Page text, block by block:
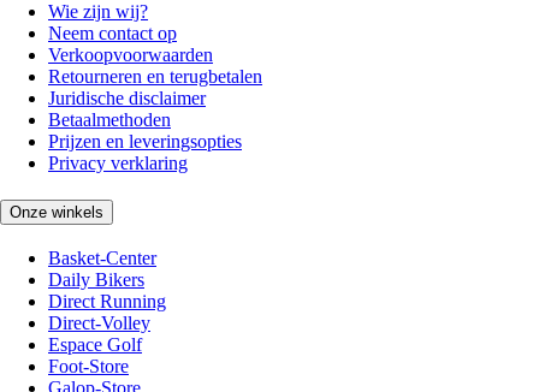
Wie zijn wij?
Neem contact op
Verkoopvoorwaarden
Retourneren en terugbetalen
Juridische disclaimer
Betaalmethoden
Prijzen en leveringsopties
Privacy verklaring
Onze winkels
Basket-Center
Daily Bikers
Direct Running
Direct-Volley
Espace Golf
Foot-Store
Galop-Store